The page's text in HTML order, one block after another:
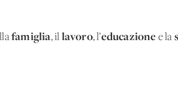
famiglia, il lavoro, l’educazione e la